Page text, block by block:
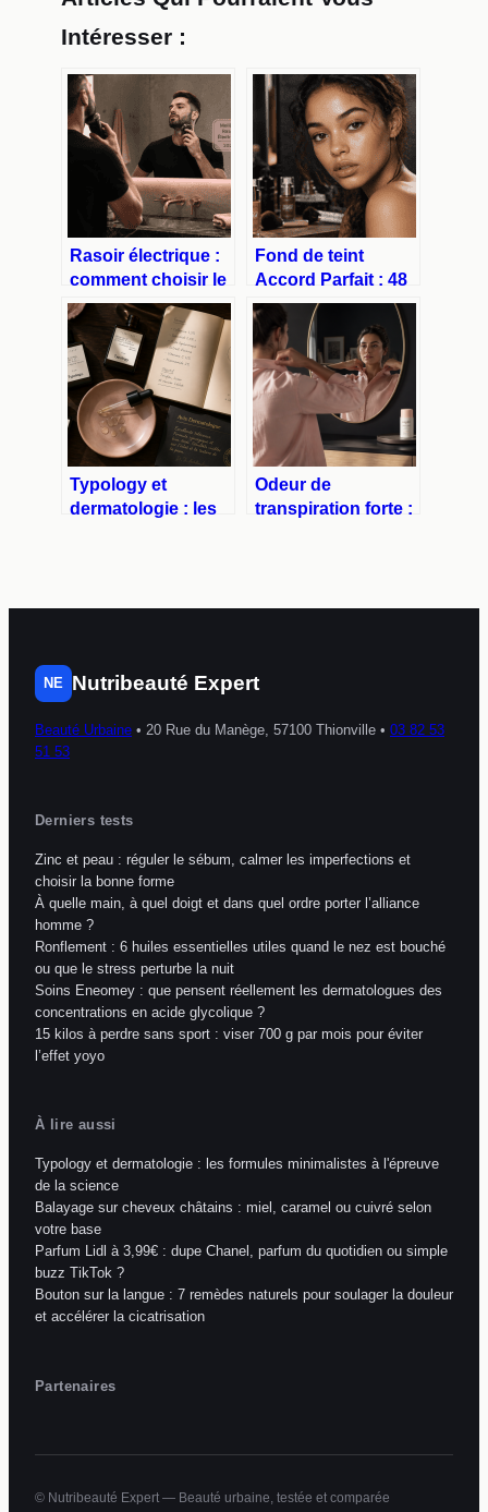
Intéresser :
Rasoir électrique :
comment choisir le
modèle idéal pour
un rasage précis et
sans irritation
Fond de teint
Accord Parfait : 48
teintes, 80 % de
soin et la promesse
d’une fusion
invisible
Typology et
dermatologie : les
science
Odeur de
transpiration forte :
sérénité
NE Nutribeauté Expert
Beauté Urbaine • 20 Rue du Manège, 57100 Thionville • 03 82 53
51 53
Derniers tests
Zinc et peau : réguler le sébum, calmer les imperfections et
choisir la bonne forme
À quelle main, à quel doigt et dans quel ordre porter l’alliance
homme ?
Ronflement : 6 huiles essentielles utiles quand le nez est bouché
ou que le stress perturbe la nuit
Soins Eneomey : que pensent réellement les dermatologues des
concentrations en acide glycolique ?
15 kilos à perdre sans sport : viser 700 g par mois pour éviter
l’effet yoyo
À lire aussi
Typology et dermatologie : les formules minimalistes à l'épreuve
de la science
Balayage sur cheveux châtains : miel, caramel ou cuivré selon
votre base
Parfum Lidl à 3,99€ : dupe Chanel, parfum du quotidien ou simple
buzz TikTok ?
Bouton sur la langue : 7 remèdes naturels pour soulager la douleur
et accélérer la cicatrisation
Partenaires
© Nutribeauté Expert — Beauté urbaine, testée et comparée